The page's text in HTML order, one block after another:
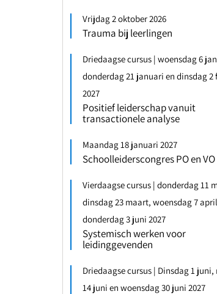
Vrijdag 2 oktober 2026
Trauma bij leerlingen
Driedaagse cursus | woensdag 6
donderdag 21 januari en dinsdag 2
2027
Positief leiderschap vanuit
transactionele analyse
Maandag 18 januari 2027
Schoolleiderscongres PO en VO
Vierdaagse cursus | donderdag 11
dinsdag 23 maart, woensdag 7
donderdag 3 juni 2027
Systemisch werken voor
leidinggevenden
Driedaagse cursus | Dinsdag 1
14 juni en woensdag 30 juni 2027